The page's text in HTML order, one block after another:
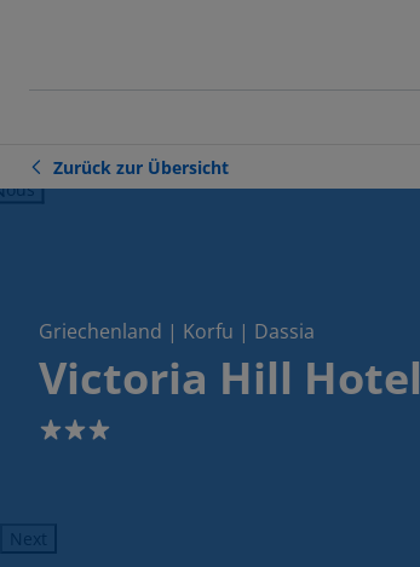
Zurück zur Übersicht
Griechenland | Korfu | Dassia
Victoria Hill Hotel
3
Next